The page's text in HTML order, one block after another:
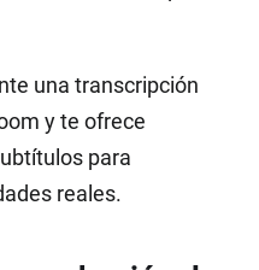
una transcripción
y te ofrece
para
reales.